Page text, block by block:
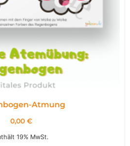
Atmung
0,00 €
19% MwSt.